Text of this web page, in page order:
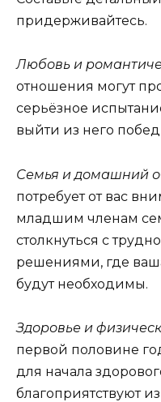
придерживайтесь.
Любовь и
отношения могут
серьёзное
выйти из него
Семья и домашний
потребует от вас
младшим членам
столкнуться с
решениями, где
будут необходимы.
Здоровье и
первой половине
для начала
благоприятствуют